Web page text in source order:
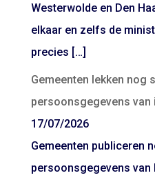
Westerwolde en Den
elkaar en zelfs de
precies […]
Gemeenten lekken nog
persoonsgegevens
17/07/2026
Gemeenten publiceren
persoonsgegevens van